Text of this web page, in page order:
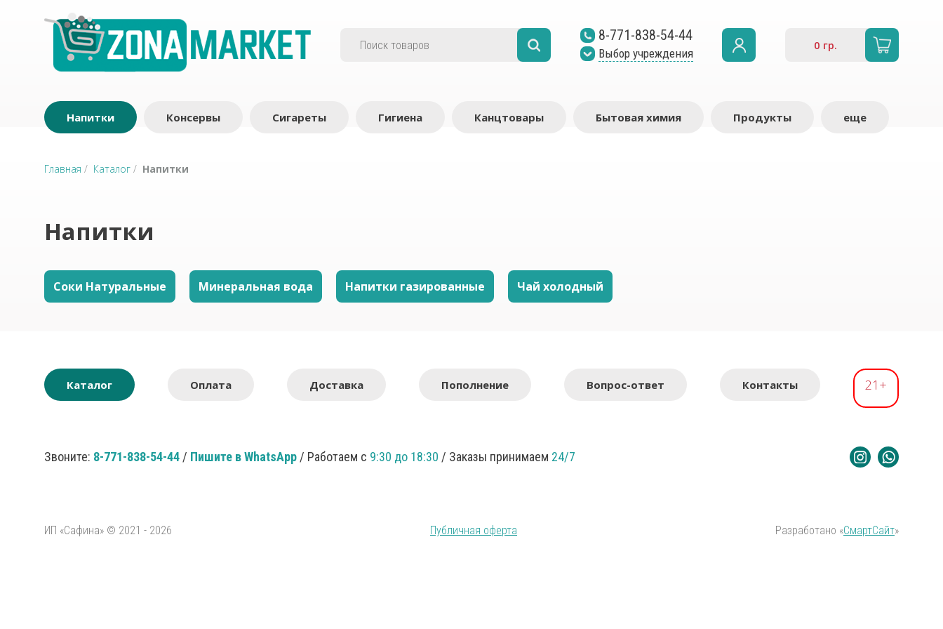
8-771-838-54-44
Выбор учреждения
0 гр.
Напитки Консервы Сигареты Гигиена Канцтовары Бытовая химия Продукты еще
Главная / Каталог / Напитки
Напитки
Соки Натуральные Минеральная вода Напитки газированные Чай холодный
Каталог Оплата Доставка Пополнение Вопрос-ответ Контакты 21+
Звоните: 8-771-838-54-44 / Пишите в WhatsApp / Работаем с 9:30 до 18:30 / Заказы принимаем 24/7
ИП «Сафина» © 2021 - 2026 Публичная оферта Разработано «СмартСайт»